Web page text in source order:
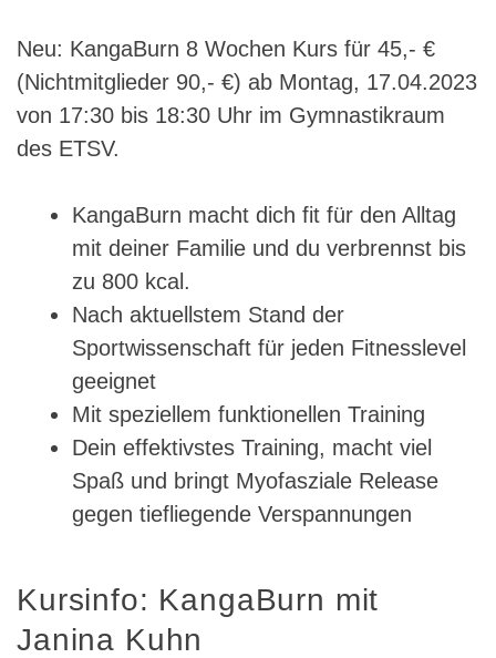
Neu: KangaBurn 8 Wochen Kurs für 45,- €
(Nichtmitglieder 90,- €) ab Montag, 17.04.2023
von 17:30 bis 18:30 Uhr im Gymnastikraum
des ETSV.
KangaBurn macht dich fit für den Alltag
mit deiner Familie und du verbrennst bis
zu 800 kcal.
Nach aktuellstem Stand der
Sportwissenschaft für jeden Fitnesslevel
geeignet
Mit speziellem funktionellen Training
Dein effektivstes Training, macht viel
Spaß und bringt Myofasziale Release
gegen tiefliegende Verspannungen
Kursinfo: KangaBurn mit
Janina Kuhn